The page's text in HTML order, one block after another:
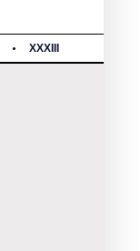
XXXIII